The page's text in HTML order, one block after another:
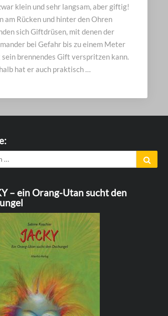
klein und sehr langsam, aber giftig!
am Rücken und hinter den Ohren
sich Giftdrüsen, mit denen der
bei Gefahr bis zu einem Meter
brennendes Gift verspritzen kann.
hat er auch praktisch …
– ein Orang-Utan sucht den